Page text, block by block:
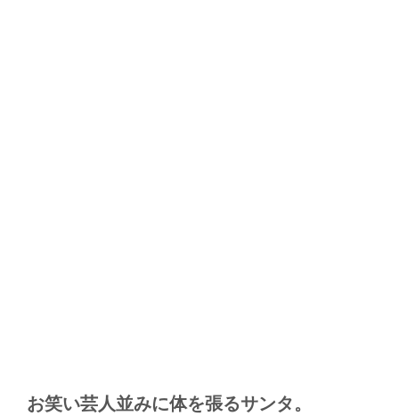
お笑い芸人並みに体を張るサンタ。